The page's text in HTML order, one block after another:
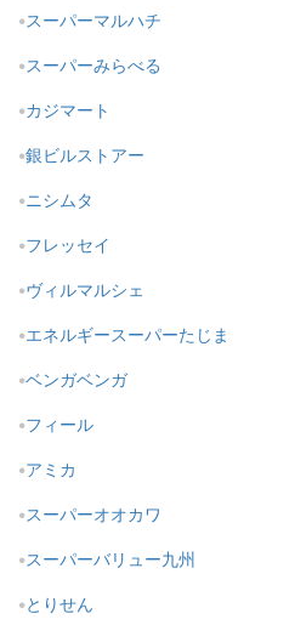
スーパーマルハチ
スーパーみらべる
カジマート
銀ビルストアー
ニシムタ
フレッセイ
ヴィルマルシェ
エネルギースーパーたじま
ベンガベンガ
フィール
アミカ
スーパーオオカワ
スーパーバリュー九州
とりせん